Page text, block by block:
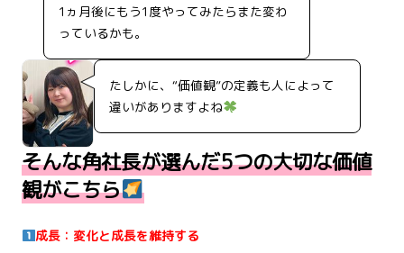
1ヵ月後にもう1度やってみたらまた変わ
っているかも。
たしかに、“価値観”の定義も人によって
違いがありますよね
そんな角社長が選んだ5つの大切な価値
観がこちら
成長：変化と成長を維持する